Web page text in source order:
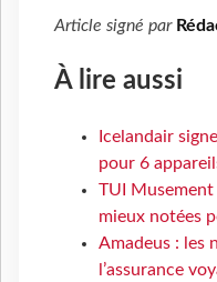
Article signé par
À lire aussi
Icelandair
pour 6
TUI
mieux notées
Amadeus : les
l’assurance